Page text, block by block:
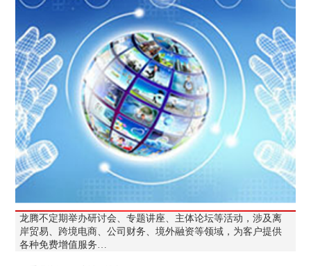
龙腾不定期举办研讨会、专题讲座、主体论坛等活动，涉及离
岸贸易、跨境电商、公司财务、境外融资等领域，为客户提供
各种免费增值服务…